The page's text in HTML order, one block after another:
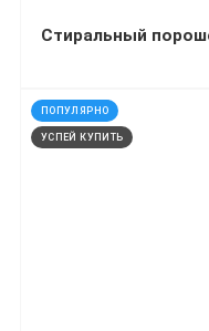
ПОПУЛЯРНО
УСПЕЙ КУПИТЬ
код: 50157